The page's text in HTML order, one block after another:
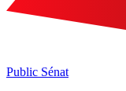
Public Sénat